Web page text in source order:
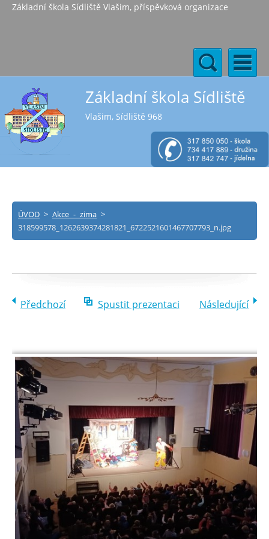
Základní škola Sídliště Vlašim, příspěvková organizace
Základní škola Sídliště
Vlašim, Sídliště 968
ÚVOD > Akce - zima >
318599578_1262639374281821_6722521601467707793_n.jpg
Předchozí Spustit prezentaci Následující